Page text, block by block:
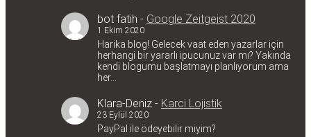
bot fatih - Google Zeitgeist 2020
1 Ekim 2020
Harika blog! Gelecek vaat eden yazarlar için
herhangi bir yararlı ipucunuz var mı? Yakında
kendi blogumu başlatmayı planlıyorum ama
her…
Klara-Deniz - Karci Lojistik
23 Eylül 2020
PayPal ile ödeyebilir miyim?